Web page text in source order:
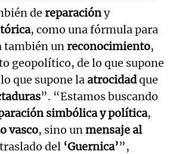
de reparacióny
, como una fórmula para
también unreconocimiento,
geopolítico, de lo que supone
que supone laatrocidadque
”. “Estamos buscando
simbólica y política,
vasco, sino unmensaje al
del ‘Guernica’”,